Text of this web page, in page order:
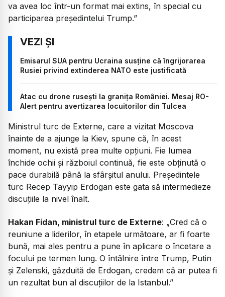
va avea loc într-un format mai extins, în special cu
participarea președintelui Trump.”
Emisarul SUA pentru Ucraina susține că îngrijorarea
Rusiei privind extinderea NATO este justificată
Atac cu drone rusești la granița României. Mesaj RO-
Alert pentru avertizarea locuitorilor din Tulcea
Ministrul turc de Externe, care a vizitat Moscova
înainte de a ajunge la Kiev, spune că, în acest
moment, nu există prea multe opțiuni. Fie lumea
închide ochii și războiul continuă, fie este obținută o
pace durabilă până la sfârșitul anului. Președintele
turc Recep Tayyip Erdogan este gata să intermedieze
discuțiile la nivel înalt.
Hakan Fidan, ministrul turc de Externe: „Cred că o
reuniune a liderilor, în etapele următoare, ar fi foarte
bună, mai ales pentru a pune în aplicare o încetare a
focului pe termen lung. O întâlnire între Trump, Putin
și Zelenski, găzduită de Erdogan, credem că ar putea fi
un rezultat bun al discuțiilor de la Istanbul.”